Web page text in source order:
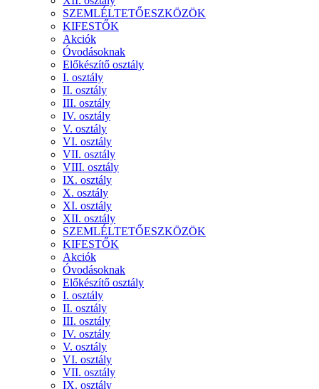
SZEMLÉLTETŐESZKÖZÖK
KIFESTŐK
Akciók
Óvodásoknak
Előkészítő osztály
I. osztály
II. osztály
III. osztály
IV. osztály
V. osztály
VI. osztály
VII. osztály
VIII. osztály
IX. osztály
X. osztály
XI. osztály
XII. osztály
SZEMLÉLTETŐESZKÖZÖK
KIFESTŐK
Akciók
Óvodásoknak
Előkészítő osztály
I. osztály
II. osztály
III. osztály
IV. osztály
V. osztály
VI. osztály
VII. osztály
IX. osztály